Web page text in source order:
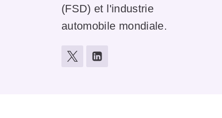
(FSD) et l'industrie
automobile mondiale.